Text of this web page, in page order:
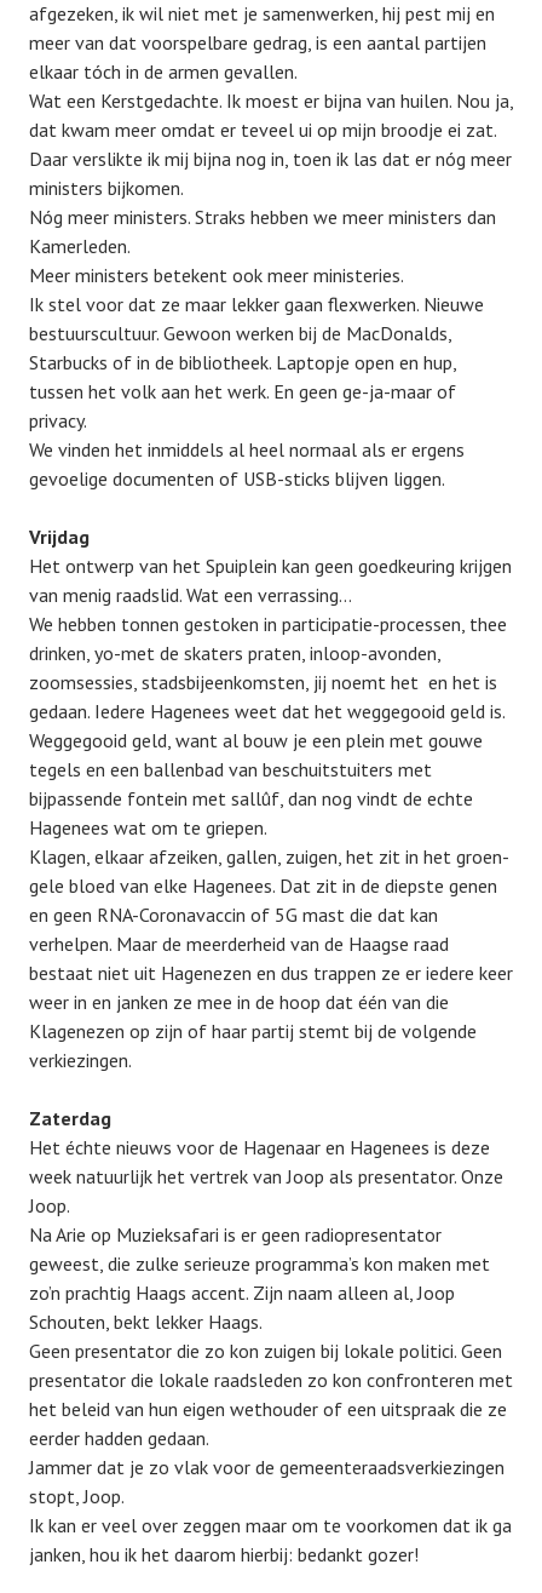
afgezeken, ik wil niet met je samenwerken, hij pest mij en
meer van dat voorspelbare gedrag, is een aantal partijen
elkaar tóch in de armen gevallen.
Wat een Kerstgedachte. Ik moest er bijna van huilen. Nou ja,
dat kwam meer omdat er teveel ui op mijn broodje ei zat.
Daar verslikte ik mij bijna nog in, toen ik las dat er nóg meer
ministers bijkomen.
Nóg meer ministers. Straks hebben we meer ministers dan
Kamerleden.
Meer ministers betekent ook meer ministeries.
Ik stel voor dat ze maar lekker gaan flexwerken. Nieuwe
bestuurscultuur. Gewoon werken bij de MacDonalds,
Starbucks of in de bibliotheek. Laptopje open en hup,
tussen het volk aan het werk. En geen ge-ja-maar of
privacy.
We vinden het inmiddels al heel normaal als er ergens
gevoelige documenten of USB-sticks blijven liggen.
Vrijdag
Het ontwerp van het Spuiplein kan geen goedkeuring krijgen
van menig raadslid. Wat een verrassing…
We hebben tonnen gestoken in participatie-processen, thee
drinken, yo-met de skaters praten, inloop-avonden,
zoomsessies, stadsbijeenkomsten, jij noemt het en het is
gedaan. Iedere Hagenees weet dat het weggegooid geld is.
Weggegooid geld, want al bouw je een plein met gouwe
tegels en een ballenbad van beschuitstuiters met
bijpassende fontein met sallûf, dan nog vindt de echte
Hagenees wat om te griepen.
Klagen, elkaar afzeiken, gallen, zuigen, het zit in het groen-
gele bloed van elke Hagenees. Dat zit in de diepste genen
en geen RNA-Coronavaccin of 5G mast die dat kan
verhelpen. Maar de meerderheid van de Haagse raad
bestaat niet uit Hagenezen en dus trappen ze er iedere keer
weer in en janken ze mee in de hoop dat één van die
Klagenezen op zijn of haar partij stemt bij de volgende
verkiezingen.
Zaterdag
Het échte nieuws voor de Hagenaar en Hagenees is deze
week natuurlijk het vertrek van Joop als presentator. Onze
Joop.
Na Arie op Muzieksafari is er geen radiopresentator
geweest, die zulke serieuze programma’s kon maken met
zo’n prachtig Haags accent. Zijn naam alleen al, Joop
Schouten, bekt lekker Haags.
Geen presentator die zo kon zuigen bij lokale politici. Geen
presentator die lokale raadsleden zo kon confronteren met
het beleid van hun eigen wethouder of een uitspraak die ze
eerder hadden gedaan.
Jammer dat je zo vlak voor de gemeenteraadsverkiezingen
stopt, Joop.
Ik kan er veel over zeggen maar om te voorkomen dat ik ga
janken, hou ik het daarom hierbij: bedankt gozer!